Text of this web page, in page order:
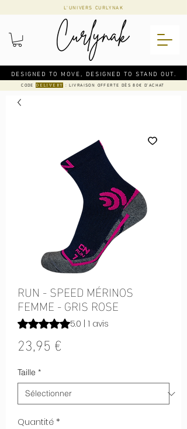
DESIGNED TO MOVE, DESIGNED TO STAND OUT.
L'UNIVERS CURLYNAK
CODEDELIVERY : LIVRAISON OFFERTE DÈS 80€ D'ACHAT
RUN - SPEED MÉRINOS
FEMME - GRIS ROSE
La note est de 5.0 sur cinq étoiles selon 1
5.0 | 1 avis
23,95 €
Taille *
Quantité*